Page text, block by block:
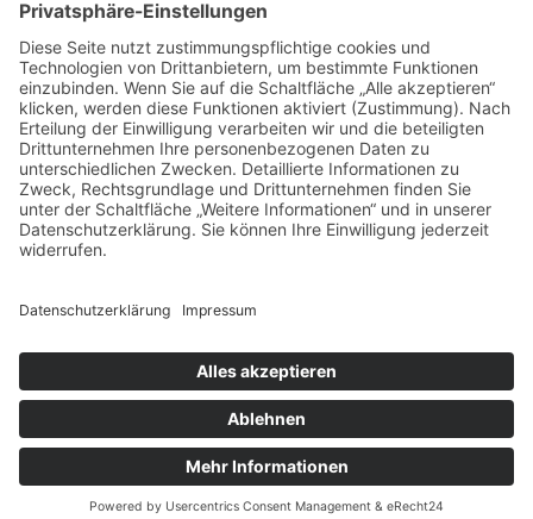
Telefax+49 441 480 678 50
E-Mailinfo@foodsysteme.com
Besuchen Sie uns:
© 2023 salt & pepper GmbH & Co. KG
Made with
bycemore